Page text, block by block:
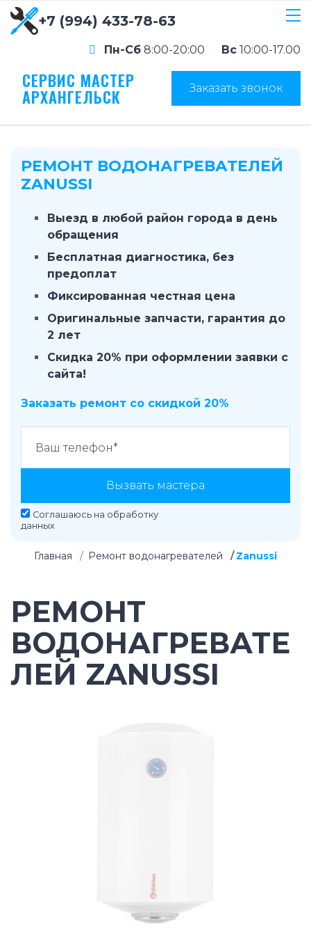
+7 (994) 433-78-63
Пн-Сб 8:00-20:00 Вс 10:00-17.00
СЕРВИС МАСТЕР
АРХАНГЕЛЬСК Заказать звонок
РЕМОНТ ВОДОНАГРЕВАТЕЛЕЙ
ZANUSSI
Выезд в любой район города в день
обращения
Бесплатная диагностика, без
предоплат
Фиксированная честная цена
Оригинальные запчасти, гарантия до
2 лет
Скидка 20% при оформлении заявки с
сайта!
Заказать ремонт со скидкой 20%
Вызвать мастера
Соглашаюсь на обработку
данных
Главная Ремонт водонагревателей Zanussi
РЕМОНТ
ВОДОНАГРЕВАТЕ
ЛЕЙ ZANUSSI